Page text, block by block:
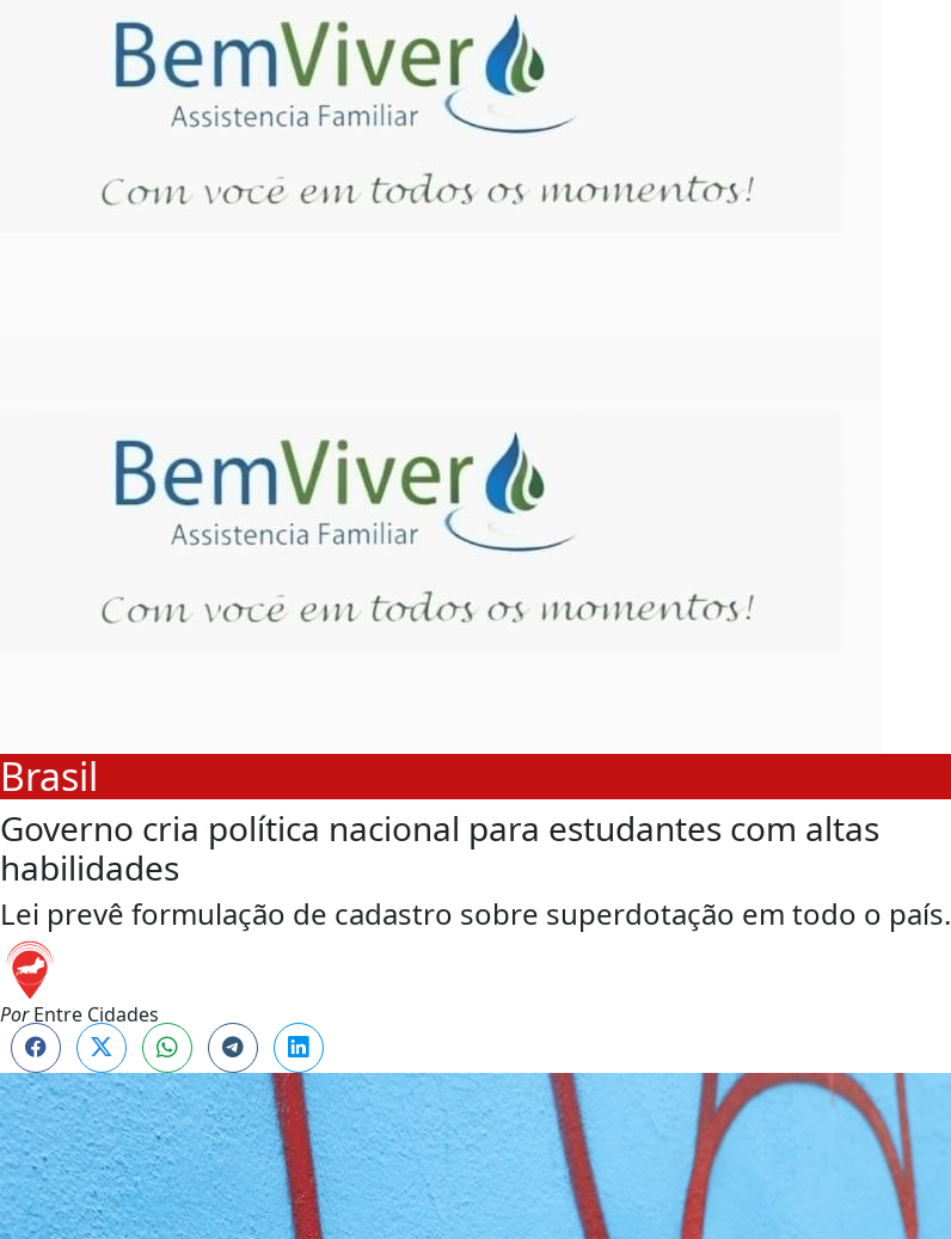
Brasil
Governo cria política nacional para estudantes com altas
habilidades
Lei prevê formulação de cadastro sobre superdotação em todo o país.
PorEntre Cidades